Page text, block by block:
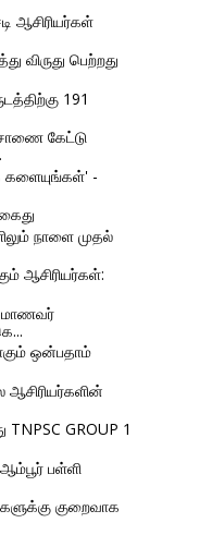
ஆசிரியர்கள்
விருது பெற்றது
191
கேட்டு
களையுங்கள்' -
நாளை முதல்
ஆசிரியர்கள்:
மாணவர்
ஒன்பதாம்
ஆசிரியர்களின்
TNPSC GROUP 1
பள்ளி
குறைவாக